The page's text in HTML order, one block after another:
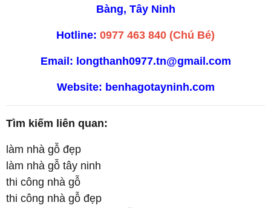
Bàng, Tây Ninh
Hotline: 0977 463 840 (Chú Bé)
Email: longthanh0977.tn@gmail.com
Website: benhagotayninh.com
Tìm kiếm liên quan:
làm nhà gỗ đẹp
làm nhà gỗ tây ninh
thi công nhà gỗ
thi công nhà gỗ đẹp